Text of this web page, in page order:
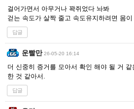
걸어가면서 아무거나 꽉쥐었다 놔봐
걷는 속도가 살짝 줄고 속도유지하려면 몸이
답글
운빨만 26-05-20 16:14
더 신중히 증거를 모아서 확인 해야 될 거
한 것 같아서.
답글